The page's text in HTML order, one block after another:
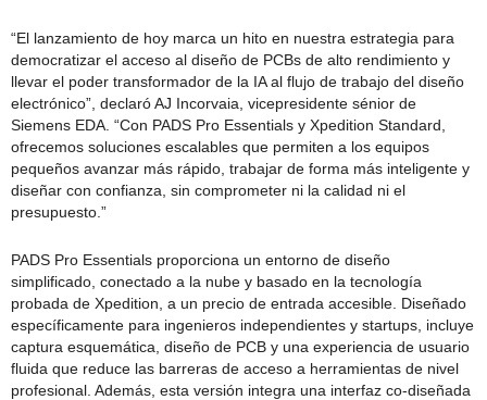
“El lanzamiento de hoy marca un hito en nuestra estrategia para
democratizar el acceso al diseño de PCBs de alto rendimiento y
llevar el poder transformador de la IA al flujo de trabajo del diseño
electrónico”, declaró AJ Incorvaia, vicepresidente sénior de
Siemens EDA. “Con PADS Pro Essentials y Xpedition Standard,
ofrecemos soluciones escalables que permiten a los equipos
pequeños avanzar más rápido, trabajar de forma más inteligente y
diseñar con confianza, sin comprometer ni la calidad ni el
presupuesto.”
PADS Pro Essentials proporciona un entorno de diseño
simplificado, conectado a la nube y basado en la tecnología
probada de Xpedition, a un precio de entrada accesible. Diseñado
específicamente para ingenieros independientes y startups, incluye
captura esquemática, diseño de PCB y una experiencia de usuario
fluida que reduce las barreras de acceso a herramientas de nivel
profesional. Además, esta versión integra una interfaz co-diseñada